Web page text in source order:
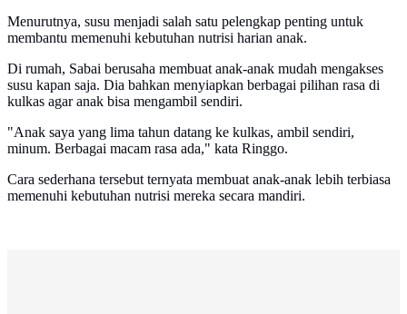
Menurutnya, susu menjadi salah satu pelengkap penting untuk
membantu memenuhi kebutuhan nutrisi harian anak.
Di rumah, Sabai berusaha membuat anak-anak mudah mengakses
susu kapan saja. Dia bahkan menyiapkan berbagai pilihan rasa di
kulkas agar anak bisa mengambil sendiri.
"Anak saya yang lima tahun datang ke kulkas, ambil sendiri,
minum. Berbagai macam rasa ada," kata Ringgo.
Cara sederhana tersebut ternyata membuat anak-anak lebih terbiasa
memenuhi kebutuhan nutrisi mereka secara mandiri.